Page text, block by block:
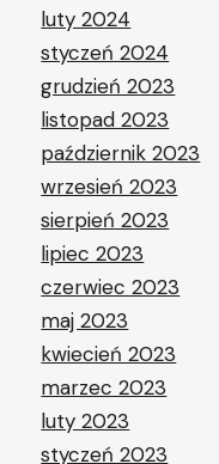
luty 2024
styczeń 2024
grudzień 2023
listopad 2023
październik 2023
wrzesień 2023
sierpień 2023
lipiec 2023
czerwiec 2023
maj 2023
kwiecień 2023
marzec 2023
luty 2023
styczeń 2023